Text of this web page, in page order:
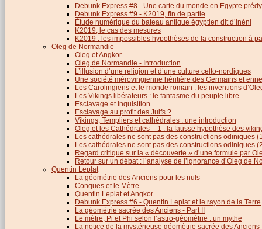
Debunk Express #8 - Une carte du monde en Egypte
Debunk Express #9 - K2019, fin de partie
Étude numérique du bateau antique égyptien dit d’Inéni
K2019, le cas des mesures
K2019 : les impossibles hypothèses de la construction à
Oleg de Normandie
Oleg et Angkor
Oleg de Normandie - Introduction
L’illusion d’une religion et d’une culture celto-nordiques
Une société mérovingienne héritière des Germains et
Les Carolingiens et le monde romain : les inventions
Les Vikings libérateurs : le fantasme du peuple libre
Esclavage et Inquisition
Esclavage au profit des Juifs ?
Vikings, Templiers et cathédrales : une introduction
Oleg et les Cathédrales – 1 : la fausse hypothèse des
Les cathédrales ne sont pas des constructions odiniques
Les cathédrales ne sont pas des constructions odiniques
Regard critique sur la « découverte » d’une formule par
Retour sur un débat : l’analyse de l’ignorance d’Oleg de
Quentin Leplat
La géométrie des Anciens pour les nuls
Conques et le Mètre
Quentin Leplat et Angkor
Debunk Express #6 - Quentin Leplat et le rayon de la Terre
La géomètrie sacrée des Anciens - Part II
Le mètre, Pi et Phi selon l’astro-géométrie : un mythe
La notice de la mystérieuse géomètrie sacrée des Anciens